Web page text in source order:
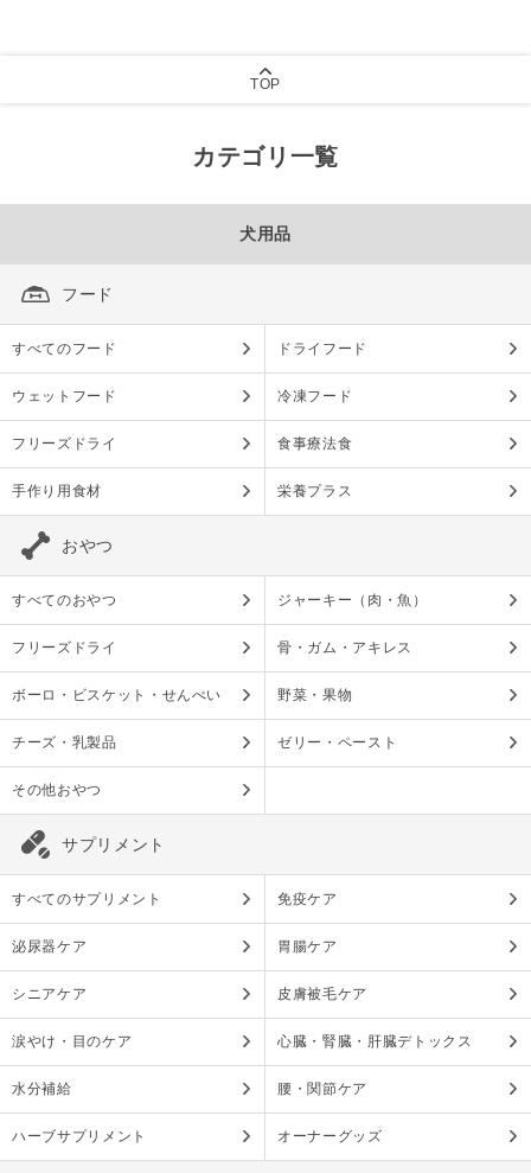
TOP
カテゴリ一覧
犬用品
フード
すべてのフード ドライフード
ウェットフード 冷凍フード
フリーズドライ 食事療法食
手作り用食材 栄養プラス
おやつ
すべてのおやつ ジャーキー（肉・魚）
フリーズドライ 骨・ガム・アキレス
ボーロ・ビスケット・せんべい 野菜・果物
チーズ・乳製品 ゼリー・ペースト
その他おやつ
サプリメント
すべてのサプリメント 免疫ケア
泌尿器ケア 胃腸ケア
シニアケア 皮膚被毛ケア
涙やけ・目のケア 心臓・腎臓・肝臓デトックス
水分補給 腰・関節ケア
ハーブサプリメント オーナーグッズ